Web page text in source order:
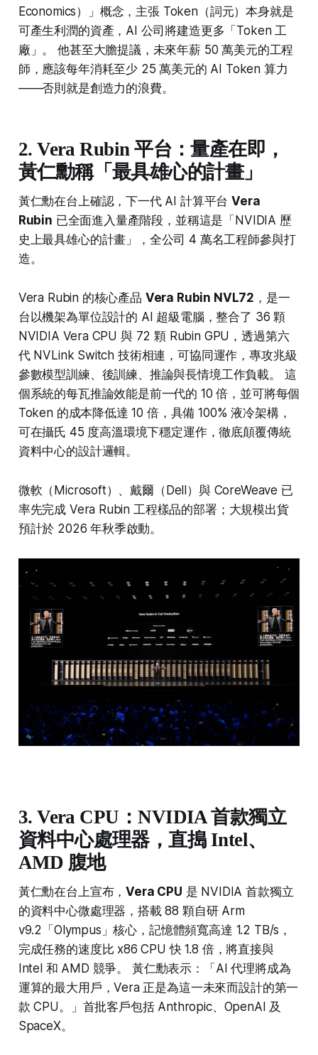
Economics）」概念，主張 Token（詞元）本身就是
可產生利潤的資產，AI 公司將建造更多「Token 工
廠」。 他甚至大膽提議，未來年薪 50 萬美元的工程
師，應該每年消耗至少 25 萬美元的 AI Token 算力
——否則就是創造力的浪費。
2. Vera Rubin 平台：量產在即，
黃仁勳稱「最具雄心的計畫」
黃仁勳在台上確認，下一代 AI 計算平台Vera
Rubin 已全面進入量產階段，並稱這是「NVIDIA 歷
史上最具雄心的計畫」，全公司 4 萬名工程師參與打
造。
Vera Rubin 的核心產品 Vera Rubin NVL72 ，是一
台以機架為單位設計的 AI 超級電腦，整合了 36 顆
NVIDIA Vera CPU 與 72 顆 Rubin GPU，透過第六
代 NVLink Switch 技術相連，可協同運作，專攻兆級
參數模型訓練、後訓練、推論與長情境工作負載。 這
個系統的每瓦推論效能是前一代的 10 倍，並可將每個
Token 的成本降低達 10 倍，具備 100% 液冷架構，
可在攝氏 45 度高溫環境下穩定運作，徹底顛覆傳統
資料中心的設計邏輯。
微軟（Microsoft）、戴爾（Dell）與 CoreWeave 已
率先完成 Vera Rubin 工程樣品的部署；大規模出貨
預計於 2026 年秋季啟動。
3. Vera CPU：NVIDIA 首款獨立
資料中心處理器，直搗 Intel、
AMD 腹地
黃仁勳在台上宣布，Vera CPU 是 NVIDIA 首款獨立
的資料中心微處理器，搭載 88 顆自研 Arm
v9.2「Olympus」核心，記憶體頻寬高達 1.2 TB/s，
完成任務的速度比 x86 CPU 快 1.8 倍，將直接與
Intel 和 AMD 競爭。 黃仁勳表示：「AI 代理將成為
運算的最大用戶，Vera 正是為這一未來而設計的第一
款 CPU。」首批客戶包括 Anthropic、OpenAI 及
SpaceX。